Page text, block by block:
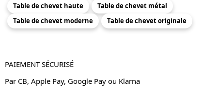
Table de chevet haute
Table de chevet métal
Table de chevet moderne
Table de chevet originale
PAIEMENT SÉCURISÉ
Par CB, Apple Pay, Google Pay ou Klarna